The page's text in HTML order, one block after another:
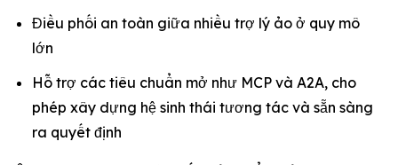
Điều phối an toàn giữa nhiều trợ lý ảo ở quy mô
lớn
Hỗ trợ các tiêu chuẩn mở như MCP và A2A, cho
phép xây dựng hệ sinh thái tương tác và sẵn sàng
ra quyết định